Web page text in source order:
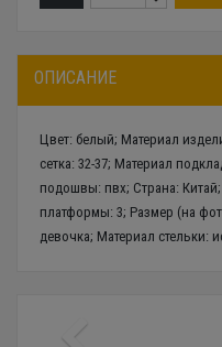
ОПИСАНИЕ
Цвет: белый; Материал
сетка: 32-37; Материал
подошвы: пвх; Страна:
платформы: 3; Размер (на
девочка; Материал стельки: